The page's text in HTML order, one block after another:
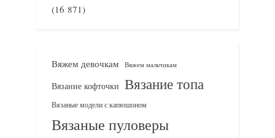
(16 871)
Вяжем девочкам Вяжем мальчикам
Вязание кофточки Вязание топа
Вязаные модели с капюшоном
Вязаные пуловеры